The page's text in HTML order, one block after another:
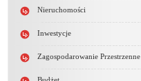
Nieruchomości
Inwestycje
Zagospodarowanie Przestrzenne